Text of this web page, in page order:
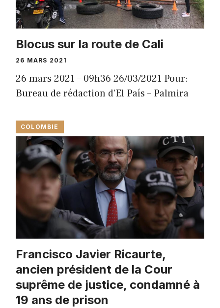
Blocus sur la route de Cali
26 MARS 2021
26 mars 2021 – 09h36 26/03/2021 Pour:
Bureau de rédaction d’El País – Palmira
COLOMBIE
Francisco Javier Ricaurte,
ancien président de la Cour
suprême de justice, condamné à
19 ans de prison